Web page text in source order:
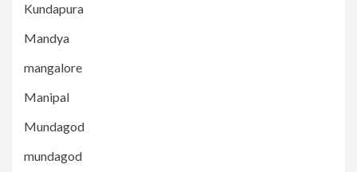
Kundapura
Mandya
mangalore
Manipal
Mundagod
mundagod